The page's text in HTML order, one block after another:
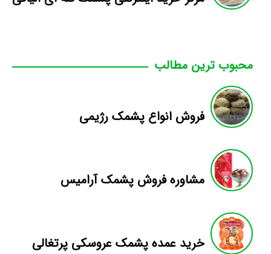
محبوب ترین مطالب
فروش انواع پشمک رژیمی
مشاوره فروش پشمک آرامیس
خرید عمده پشمک عروسکی پرتغالی